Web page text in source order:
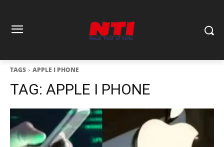
TAGS APPLE I PHONE
TAG: APPLE I PHONE